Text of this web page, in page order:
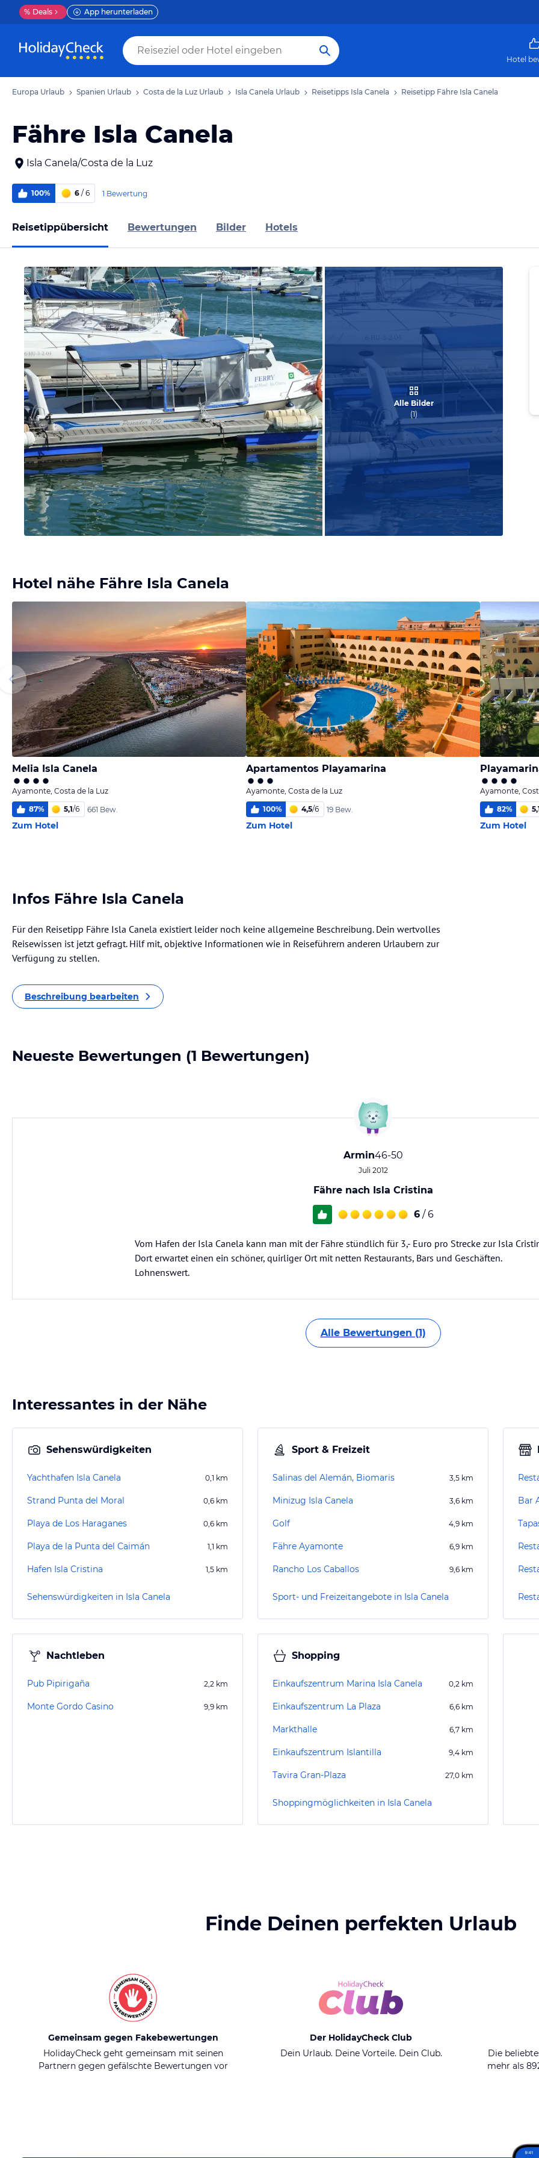
% Deals App herunterladen
Hotel
Europa Urlaub Spanien Urlaub Costa de la Luz Urlaub Isla Canela Urlaub Reisetipps Isla Canela Reisetipp Fähre Isla Canela
Fähre Isla Canela
Isla Canela/Costa de la Luz
100% 6 / 6 1 Bewertung
Reisetippübersicht Bewertungen Bilder Hotels
Alle Bilder
(1)
Hotel nähe Fähre Isla Canela
Melia Isla Canela
Ayamonte, Costa de la Luz
87% 5,1/6 661 Bew.
Zum Hotel
Apartamentos Playamarina
Ayamonte, Costa de la Luz
100% 4,5/6 19 Bew.
Zum Hotel
Ayamonte,
82%
Zum Hotel
Infos Fähre Isla Canela
Für den Reisetipp Fähre Isla Canela existiert leider noch keine allgemeine Beschreibung. Dein wertvolles
Reisewissen ist jetzt gefragt. Hilf mit, objektive Informationen wie in Reiseführern anderen Urlaubern zur
Verfügung zu stellen.
Beschreibung bearbeiten
Neueste Bewertungen (1 Bewertungen)
Armin46-50
Juli 2012
Fähre nach Isla Cristina
6 / 6
Vom Hafen der Isla Canela kann man mit der Fähre stündlich für 3,- Euro pro Strecke zur Isla
Dort erwartet einen ein schöner, quirliger Ort mit netten Restaurants, Bars und Geschäften.
Lohnenswert.
Alle Bewertungen (1)
Interessantes in der Nähe
Sehenswürdigkeiten
Yachthafen Isla Canela 0,1 km
Strand Punta del Moral 0,6 km
Playa de Los Haraganes 0,6 km
Playa de la Punta del Caimán 1,1 km
Hafen Isla Cristina 1,5 km
Sehenswürdigkeiten in Isla Canela
Sport & Freizeit
Salinas del Alemán, Biomaris 3,5 km
Minizug Isla Canela 3,6 km
Golf 4,9 km
Fähre Ayamonte 6,9 km
Rancho Los Caballos 9,6 km
Sport- und Freizeitangebote in Isla Canela
Bar
Nachtleben
Pub Pipirigaña 2,2 km
Monte Gordo Casino 9,9 km
Shopping
Einkaufszentrum Marina Isla Canela 0,2 km
Einkaufszentrum La Plaza 6,6 km
Markthalle 6,7 km
Einkaufszentrum Islantilla 9,4 km
Tavira Gran-Plaza 27,0 km
Shoppingmöglichkeiten in Isla Canela
Finde Deinen perfekten Urlaub
Gemeinsam gegen Fakebewertungen
HolidayCheck geht gemeinsam mit seinen
Partnern gegen gefälschte Bewertungen vor
Der HolidayCheck Club
Dein Urlaub. Deine Vorteile. Dein Club.
Die
mehr als